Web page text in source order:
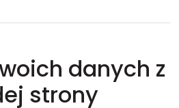
danych z
strony